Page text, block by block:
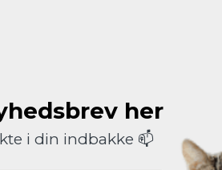
her
i din indbakke 📫